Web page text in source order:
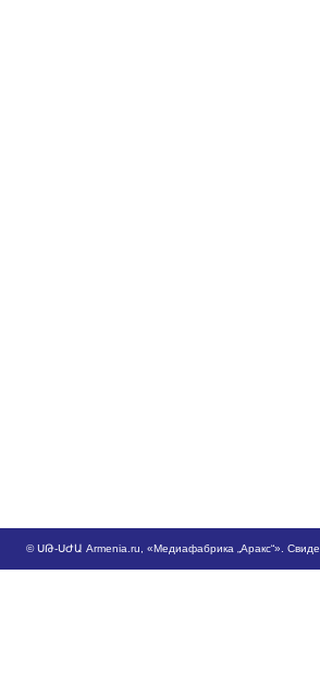
©ՍԹ-ՍԺԱ Armenia.ru , «Медиафабрика „Аракс“».